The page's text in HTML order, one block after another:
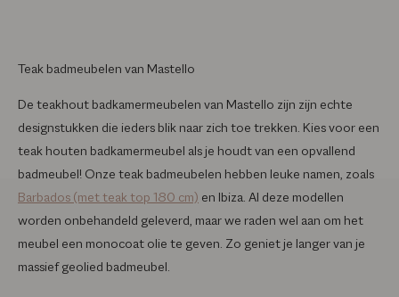
Teak badmeubelen van Mastello
De teakhout badkamermeubelen van Mastello zijn zijn echte
designstukken die ieders blik naar zich toe trekken. Kies voor een
teak houten badkamermeubel als je houdt van een opvallend
badmeubel! Onze teak badmeubelen hebben leuke namen, zoals
Barbados (met teak top 180 cm) en Ibiza. Al deze modellen
worden onbehandeld geleverd, maar we raden wel aan om het
meubel een monocoat olie te geven. Zo geniet je langer van je
massief geolied badmeubel.